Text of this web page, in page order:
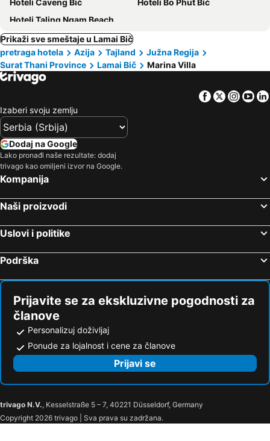
Hoteli Čaveng Bič
Hoteli Bo Phut Bič
Hoteli Taling Ngam Beach
Prikaži sve smeštaje u Lamai Bič
pretraga hotela
Azija Tajland
Južna Regija
Surat Thani Province
Lamai Bič Marina Villa
Facebook
Twitter
Izaberi svoju zemlju
Dodaj na Google
Lako pronađi naše rezultate: dodaj
trivago kao omiljeni izvor na Google.
Kompanija
Naši proizvodi
Uslovi i politike
Podrška
Prijavite se za ekskluzivne pogodnosti za
članove
Personalizuj doživljaj
Ponude za lojalnost i cene za članove
Prijavi se
trivago N.V., Kesselstraße 5 – 7, 40221 Düsseldorf, Germany
Copyright 2026 trivago | Sva prava su zadržana.